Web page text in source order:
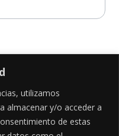
utilizamos
almacenar y/o acceder a
de estas
EN